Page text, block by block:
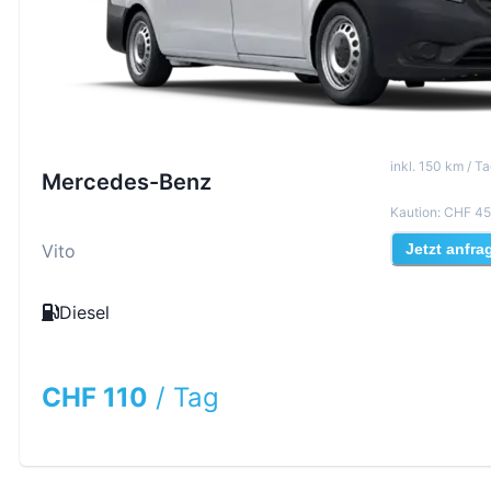
Mercedes-Benz
Vito
Diesel
CHF 110 / Tag
inkl. 150 km /
Kaution: CHF
Jetzt